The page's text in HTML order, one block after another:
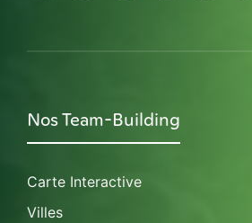
Nos Team-Building
Carte Interactive
Villes